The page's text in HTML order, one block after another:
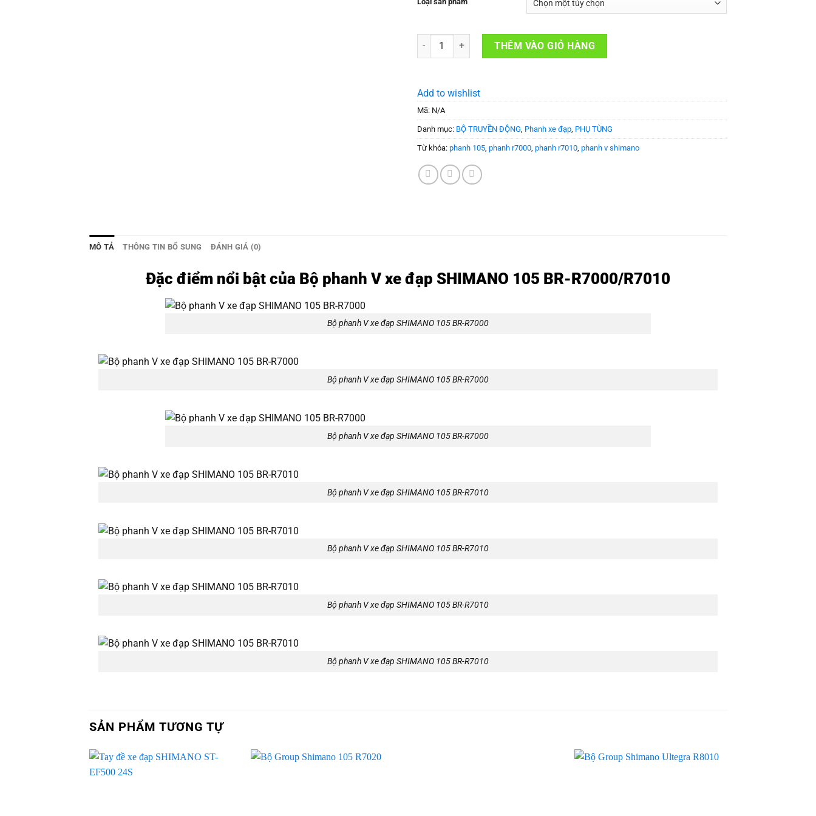
Bộ phanh V xe đạp SHIMANO 105 BR-R7000/R7010 số lượng
THÊM VÀO GIỎ HÀNG
Add to wishlist
Mã: N/A
Danh mục: BỘ TRUYỀN ĐỘNG Phanh xe đạp PHỤ TÙNG
Từ khóa: phanh 105 phanh r7000 phanh r7010 phanh v shimano
MÔ TẢ THÔNG TIN BỔ SUNG ĐÁNH GIÁ (0)
Đặc điểm nổi bật của Bộ phanh V xe đạp SHIMANO 105 BR-R7000/R7010
Bộ phanh V xe đạp SHIMANO 105 BR-R7000
Bộ phanh V xe đạp SHIMANO 105 BR-R7000
Bộ phanh V xe đạp SHIMANO 105 BR-R7000
Bộ phanh V xe đạp SHIMANO 105 BR-R7010
Bộ phanh V xe đạp SHIMANO 105 BR-R7010
Bộ phanh V xe đạp SHIMANO 105 BR-R7010
Bộ phanh V xe đạp SHIMANO 105 BR-R7010
SẢN PHẨM TƯƠNG TỰ